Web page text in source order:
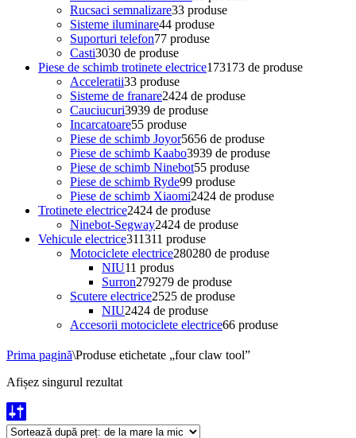
Rucsaci semnalizare33 produse
Sisteme iluminare44 produse
Suporturi telefon77 produse
Casti3030 de produse
Piese de schimb trotinete electrice173173 de produse
Acceleratii33 produse
Sisteme de franare2424 de produse
Cauciucuri3939 de produse
Incarcatoare55 produse
Piese de schimb Joyor5656 de produse
Piese de schimb Kaabo3939 de produse
Piese de schimb Ninebot55 produse
Piese de schimb Ryde99 produse
Piese de schimb Xiaomi2424 de produse
Trotinete electrice2424 de produse
Ninebot-Segway2424 de produse
Vehicule electrice311311 produse
Motociclete electrice280280 de produse
NIU11 produs
Surron279279 de produse
Scutere electrice2525 de produse
NIU2424 de produse
Accesorii motociclete electrice66 produse
Prima pagină\Produse etichetate „four claw tool”
Afișez singurul rezultat